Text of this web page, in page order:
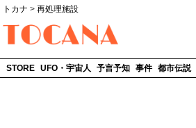
トカナ > 再処理施設
STORE UFO・宇宙人 予言予知 事件 都市伝説